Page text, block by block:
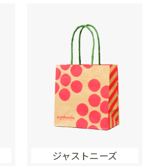
ジャストニーズ